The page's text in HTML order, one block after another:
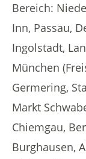
Bereich:
Inn, Passau,
Ingolstadt,
München
Germering,
Markt
Chiemgau,
Burghausen,